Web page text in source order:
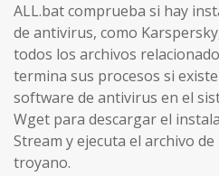
ALL.bat comprueba si hay
de antivirus, como
todos los archivos
termina sus procesos si
software de antivirus en el
Wget para descargar el
Stream y ejecuta el archivo
troyano.